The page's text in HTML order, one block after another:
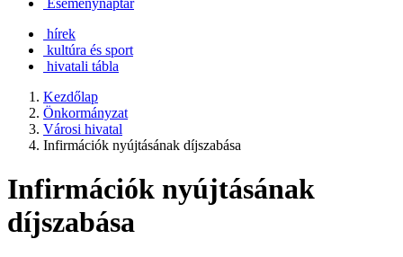
Eseménynaptár
hírek
kultúra és sport
hivatali tábla
Kezdőlap
Önkormányzat
Városi hivatal
Infirmációk nyújtásának díjszabása
Infirmációk nyújtásának
díjszabása